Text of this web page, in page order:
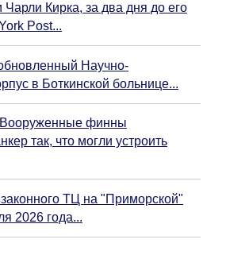
Кирка, за два дня до его
Post...
Научно-
в Боткинской больнице...
Вооруженные финны
так, что могли устроить
ТЦ на "Приморской"
2026 года...